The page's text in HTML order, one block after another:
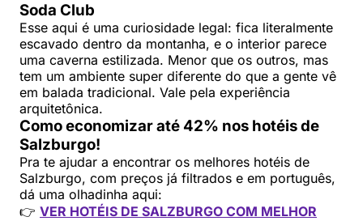
Soda Club
Esse aqui é uma curiosidade legal: fica literalmente
escavado dentro da montanha, e o interior parece
uma caverna estilizada. Menor que os outros, mas
tem um ambiente super diferente do que a gente vê
em balada tradicional. Vale pela experiência
arquitetônica.
Como economizar até 42% nos hotéis de
Salzburgo!
Pra te ajudar a encontrar os melhores hotéis de
Salzburgo, com preços já filtrados e em português,
dá uma olhadinha aqui:
👉 VER HOTÉIS DE SALZBURGO COM MELHOR